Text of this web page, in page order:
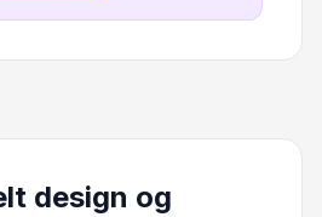
design og